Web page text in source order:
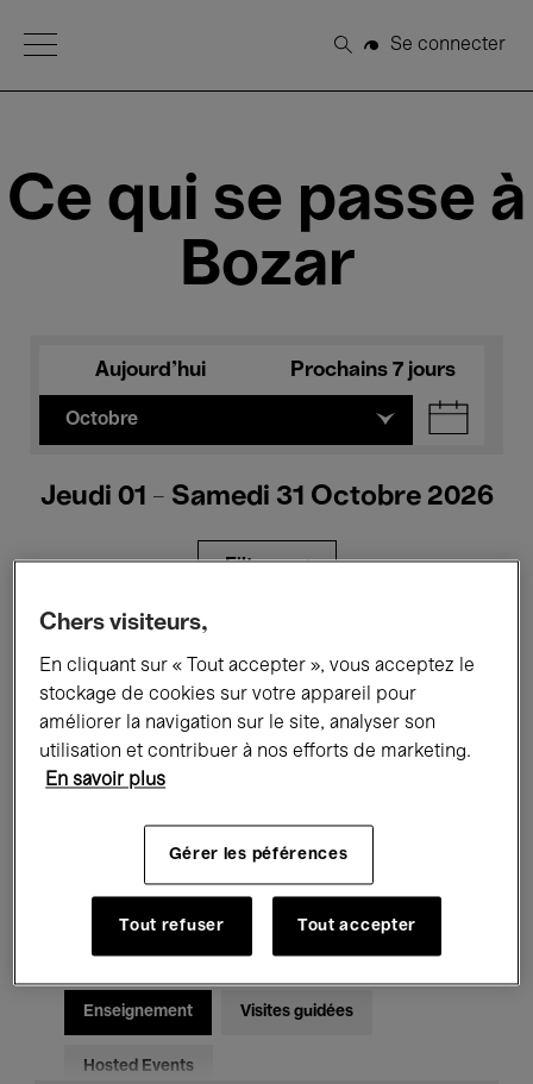
Open Menu
Rechercher
Se connecter
Ce qui se passe à
Bozar
Aujourd'hui Prochains 7 jours
Octobre
Jeudi 01 - Samedi 31 Octobre 2026
Filtres
Expositions Films Performances
Rencontres & Débats Jazz
Musique électronique
Pour tous Kids’ Palace
Enseignement Visites guidées
Hosted Events
Chers visiteurs,
En cliquant sur « Tout accepter », vous acceptez le
stockage de cookies sur votre appareil pour
améliorer la navigation sur le site, analyser son
utilisation et contribuer à nos efforts de marketing.
En savoir plus
Gérer les péférences
Tout refuser Tout accepter